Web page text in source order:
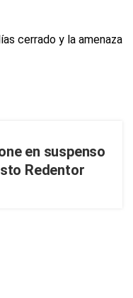
en suspenso
Redentor